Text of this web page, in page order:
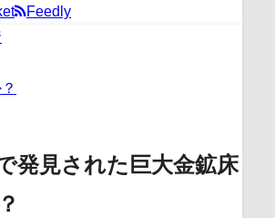
Feedly
発見された巨大金鉱床